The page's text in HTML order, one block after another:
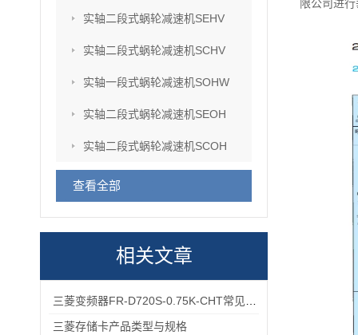
实轴二段式蜗轮减速机SEHV
实轴二段式蜗轮减速机SCHV
实轴一段式蜗轮减速机SOHW
实轴二段式蜗轮减速机SEOH
实轴二段式蜗轮减速机SCOH
查看全部
相关文章
三菱存储卡产品类型与规格
限公司进